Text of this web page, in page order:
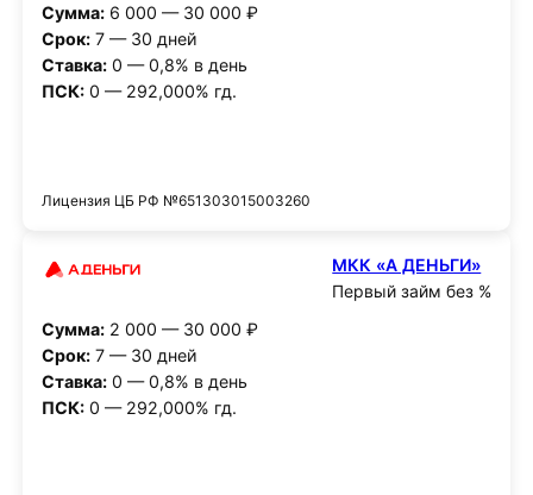
Сумма:6 000 — 30 000 ₽
Срок:7 — 30 дней
Ставка:0 — 0,8% в день
ПСК:0 — 292,000% гд.
Лицензия ЦБ РФ №651303015003260
МКК «А ДЕНЬГИ»
Первый займ без %
Сумма:2 000 — 30 000 ₽
Срок:7 — 30 дней
Ставка:0 — 0,8% в день
ПСК:0 — 292,000% гд.